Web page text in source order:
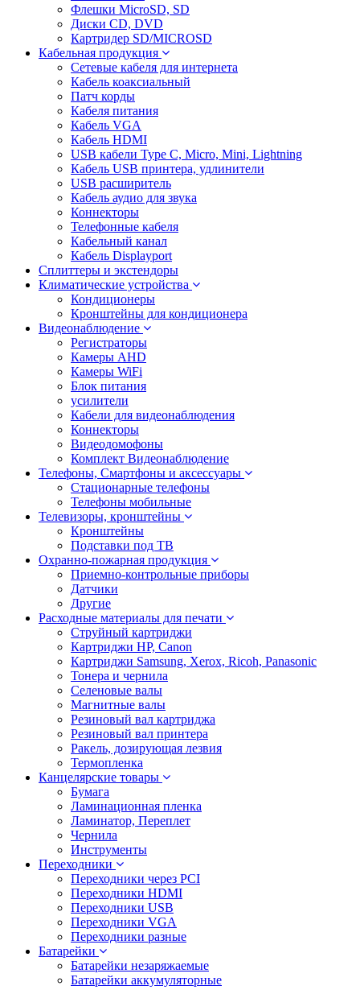
Флешки MicroSD, SD
Диски CD, DVD
Картридер SD/MICROSD
Кабельная продукция
Сетевые кабеля для интернета
Кабель коаксиальный
Патч корды
Кабеля питания
Кабель VGA
Кабель HDMI
USB кабели Type C, Micro, Mini, Lightning
Кабель USB принтера, удлинители
USB расширитель
Кабель аудио для звука
Коннекторы
Телефонные кабеля
Кабельный канал
Кабель Displayport
Сплиттеры и экстендоры
Климатические устройства
Кондиционеры
Кронштейны для кондиционера
Видеонаблюдение
Регистраторы
Камеры AHD
Камеры WiFi
Блок питания
усилители
Кабели для видеонаблюдения
Коннекторы
Видеодомофоны
Комплект Видеонаблюдение
Телефоны, Смартфоны и аксессуары
Стационарные телефоны
Телефоны мобильные
Телевизоры, кронштейны
Кронштейны
Подставки под ТВ
Охранно-пожарная продукция
Приемно-контрольные приборы
Датчики
Другие
Расходные материалы для печати
Струйный картриджи
Картриджи HP, Canon
Картриджи Samsung, Xerox, Ricoh, Panasonic
Тонера и чернила
Селеновые валы
Магнитные валы
Резиновый вал картриджа
Резиновый вал принтера
Ракель, дозирующая лезвия
Термопленка
Канцелярские товары
Бумага
Ламинационная пленка
Ламинатор, Переплет
Чернила
Инструменты
Переходники
Переходники через PCI
Переходники HDMI
Переходники USB
Переходники VGA
Переходники разные
Батарейки
Батарейки незаряжаемые
Батарейки аккумуляторные